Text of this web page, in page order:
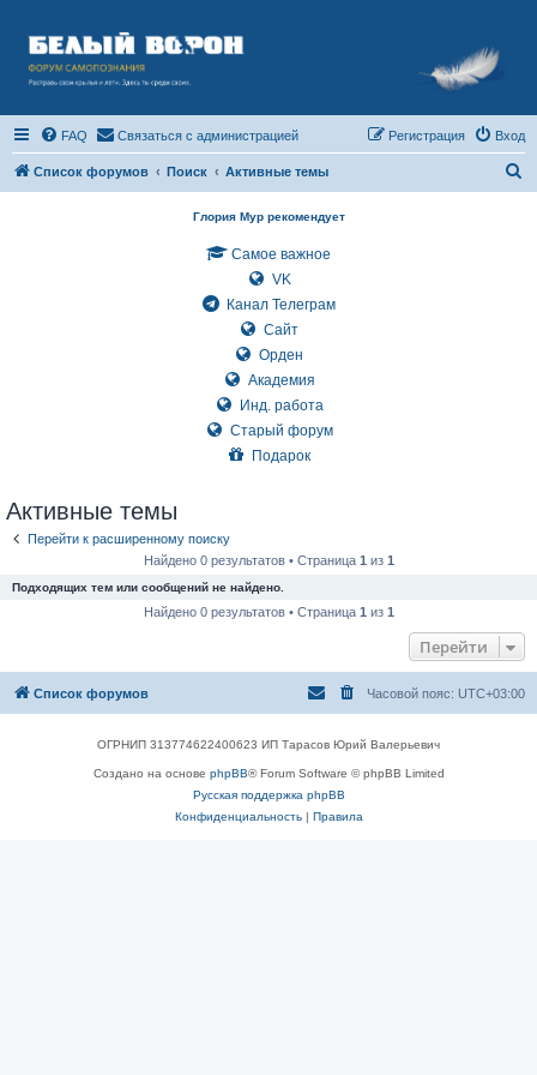
FAQ Связаться с администрацией Вход
Регистрация
Список форумов Поиск Активные темы
Глория Мур рекомендует
Самое важное
VK
Канал Телеграм
Сайт
Орден
Академия
Инд. работа
Старый форум
Подарок
Активные темы
Перейти к расширенному поиску
Найдено 0 результатов • Страница 1 из 1
Подходящих тем или сообщений не найдено.
Найдено 0 результатов • Страница 1 из 1
Перейти
Список форумов Часовой пояс: UTC+03:00
ОГРНИП 313774622400623 ИП Тарасов Юрий Валерьевич
Создано на основе phpBB® Forum Software © phpBB Limited
Русская поддержка phpBB
Конфиденциальность| Правила